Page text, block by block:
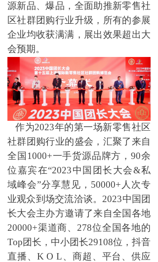
源新品、爆品，全面助推新零售社
区社群团购行业升级，所有的参展
企业均收获满满，展出效果超出大
会预期。
作为2023年的第一场新零售社区
社群团购行业的盛会，汇聚了来自
全国1000+一手货源品牌方，90余
位嘉宾在“2023中国团长大会&私
域峰会”分享慧见，50000+人次专
业观众到场交流洽谈。2023中国团
长大会主办方邀请了来自全国各地
20000+渠道商、278位全国各地的
Top团长，中小团长29108位，抖音
直播、K O L、商超、平台、供应